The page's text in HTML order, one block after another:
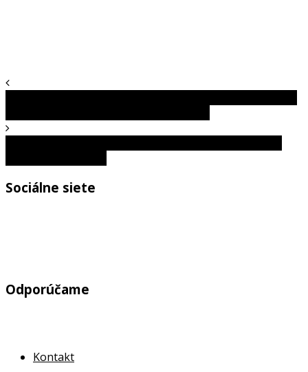
Sociálne siete
Odporúčame
Kontakt